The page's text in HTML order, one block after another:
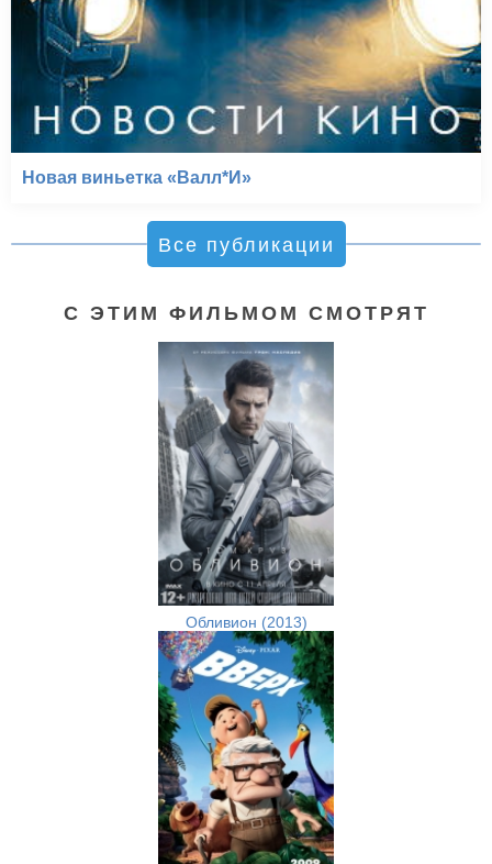
Новая виньетка «Валл*И»
Все публикации
С ЭТИМ ФИЛЬМОМ СМОТРЯТ
Обливион (2013)